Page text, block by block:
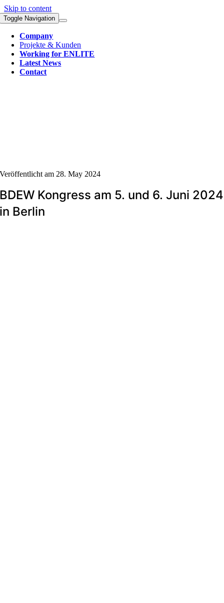
Skip to content
Toggle Navigation
Company
Projekte & Kunden
Working for ENLITE
Latest News
Contact
Veröffentlicht am 28. May 2024
BDEW Kongress am 5. und 6. Juni 2024
in Berlin